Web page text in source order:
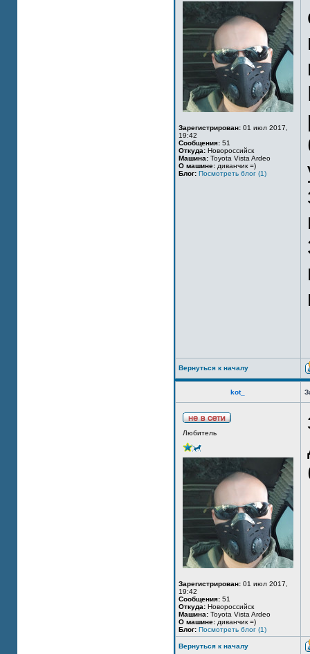
Зарегистрирован: 01 июл 2017,
19:42
Сообщения: 51
Откуда: Новороссийск
Машина: Toyota Vista Ardeo
О машине: диванчик =)
Блог: Посмотреть блог (1)
Вернуться к началу
kot_
Любитель
Зарегистрирован: 01 июл 2017,
19:42
Сообщения: 51
Откуда: Новороссийск
Машина: Toyota Vista Ardeo
О машине: диванчик =)
Блог: Посмотреть блог (1)
Вернуться к началу